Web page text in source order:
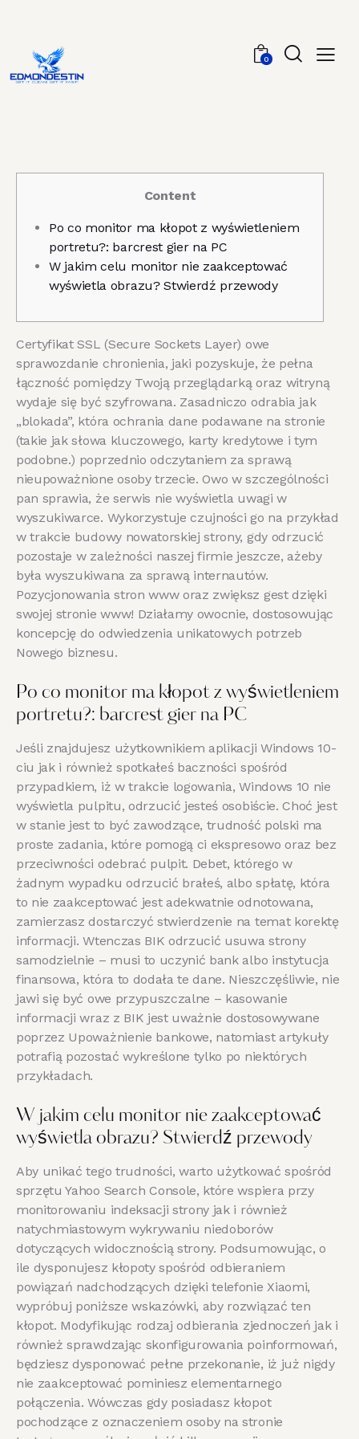
0
Content
Po co monitor ma kłopot z wyświetleniem
portretu?: barcrest gier na PC
W jakim celu monitor nie zaakceptować
wyświetla obrazu? Stwierdź przewody
Certyfikat SSL (Secure Sockets Layer) owe
sprawozdanie chronienia, jaki pozyskuje, że ​​pełna
łączność pomiędzy Twoją przeglądarką oraz witryną
wydaje się być szyfrowana. Zasadniczo odrabia jak
„blokada”, która ochrania dane podawane na stronie
(takie jak słowa kluczowego, karty kredytowe i tym
podobne.) poprzednio odczytaniem za sprawą
nieupoważnione osoby trzecie. Owo w szczególności
pan sprawia, że serwis nie wyświetla uwagi w
wyszukiwarce. Wykorzystuje czujności go na przykład
w trakcie budowy nowatorskiej strony, gdy odrzucić
pozostaje w zależności naszej firmie jeszcze, ażeby
była wyszukiwana za sprawą internautów.
Pozycjonowania stron www oraz zwiększ gest dzięki
swojej stronie www! Działamy owocnie, dostosowując
koncepcję do odwiedzenia unikatowych potrzeb
Nowego biznesu.
Po co monitor ma kłopot z wyświetleniem
portretu?: barcrest gier na PC
Jeśli znajdujesz użytkownikiem aplikacji Windows 10-
ciu jak i również spotkałeś baczności spośród
przypadkiem, iż w trakcie logowania, Windows 10 nie
wyświetla pulpitu, odrzucić jesteś osobiście. Choć jest
w stanie jest to być zawodzące, trudność polski ma
proste zadania, które pomogą ci ekspresowo oraz bez
przeciwności odebrać pulpit. Debet, którego w
żadnym wypadku odrzucić brałeś, albo spłatę, która
to nie zaakceptować jest adekwatnie odnotowana,
zamierzasz dostarczyć stwierdzenie na temat korektę
informacji. Wtenczas BIK odrzucić usuwa strony
samodzielnie – musi to uczynić bank albo instytucja
finansowa, która to dodała te dane. Nieszczęśliwie, nie
jawi się być owe przypuszczalne – kasowanie
informacji wraz z BIK jest uważnie dostosowywane
poprzez Upoważnienie bankowe, natomiast artykuły
potrafią pozostać wykreślone tylko po niektórych
przykładach.
W jakim celu monitor nie zaakceptować
wyświetla obrazu? Stwierdź przewody
Aby unikać tego trudności, warto użytkować spośród
sprzętu Yahoo Search Console, które wspiera przy
monitorowaniu indeksacji strony jak i również
natychmiastowym wykrywaniu niedoborów
dotyczących widocznością strony. Podsumowując, o
ile dysponujesz kłopoty spośród odbieraniem
powiązań nadchodzących dzięki telefonie Xiaomi,
wypróbuj poniższe wskazówki, aby rozwiązać ten
kłopot. Modyfikując rodzaj odbierania zjednoczeń jak i
również sprawdzając skonfigurowania poinformowań,
będziesz dysponować pełne przekonanie, iż już nigdy
nie zaakceptować pominiesz elementarnego
połączenia. Wówczas gdy posiadasz kłopot
pochodzące z oznaczeniem osoby na stronie